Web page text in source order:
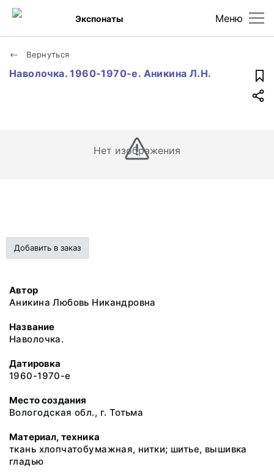
Меню
Экспонаты
Вернуться
Наволочка. 1960-1970-е. Аникина Л.Н.
Нет изображения
Добавить в заказ
Автор
Аникина Любовь Никандровна
Название
Наволочка.
Датировка
1960-1970-е
Место создания
Вологодская обл., г. Тотьма
Материал, техника
ткань хлопчатобумажная, нитки; шитье, вышивка
гладью